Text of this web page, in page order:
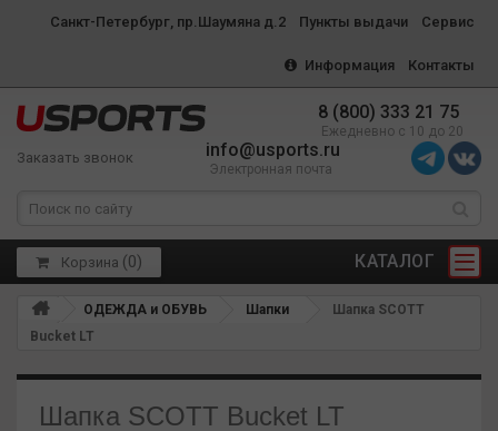
Санкт-Петербург, пр.Шаумяна д.2 Пункты выдачи Сервис
Информация Контакты
8 (800) 333 21 75
Ежедневно с 10 до 20
Заказать звонок info@usports.ru
Электронная почта
КАТАЛОГ
Корзина (0)
ОДЕЖДА и ОБУВЬ Шапки
Шапка SCOTT
Bucket LT
Шапка SCOTT Bucket LT